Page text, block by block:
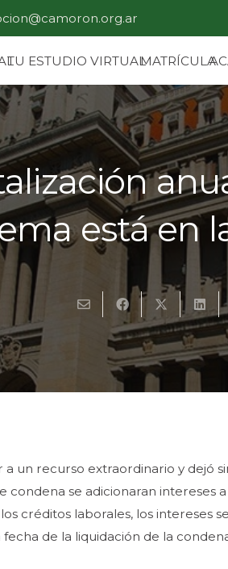
TU ESTUDIO VIRTUALMATRÍCULA
está en
un recurso extraordinario y dejó
se adicionaran intereses
créditos laborales, los intereses
de la liquidación de la